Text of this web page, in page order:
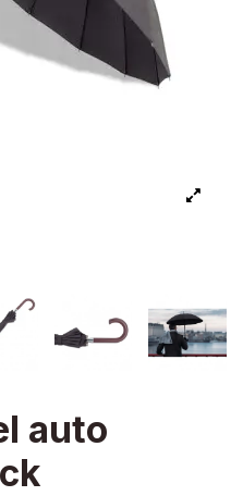
auto